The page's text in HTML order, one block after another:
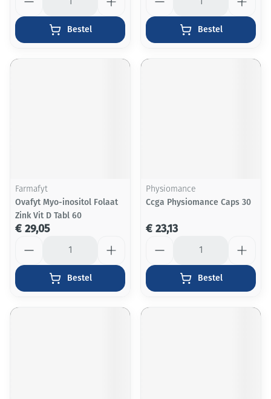
Bestel Bestel
Farmafyt
Ovafyt Myo-inositol Folaat
Zink Vit D Tabl 60
€ 29,05
Bestel
Physiomance
Ccga Physiomance Caps 30
€ 23,13
Bestel